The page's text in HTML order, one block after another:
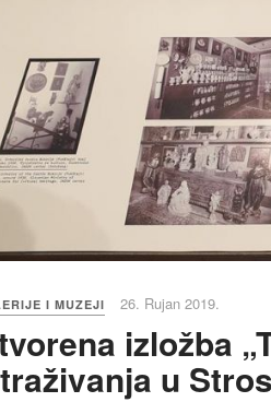
I MUZEJI 26. Rujan 2019.
izložba
u